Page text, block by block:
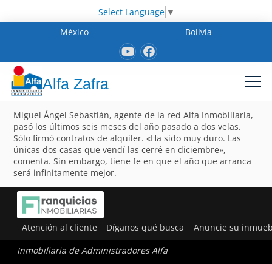
Select Language ▼
México
Bolivia
Alfa Zafra
Miguel Ángel Sebastián, agente de la red Alfa Inmobiliaria,
pasó los últimos seis meses del año pasado a dos velas.
Sólo firmó contratos de alquiler. «Ha sido muy duro. Las
únicas dos casas que vendí las cerré en diciembre»,
comenta. Sin embargo, tiene fe en que el año que arranca
será infinitamente mejor.
Atención al cliente Díganos qué busca Anuncie su
Inmobiliaria de Administradores Alfa